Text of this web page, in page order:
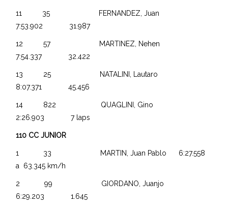
11 35 FERNANDEZ, Juan
7:53.902 31.987
12 57 MARTINEZ, Nehen
7:54.337 32.422
13 25 NATALINI, Lautaro
8:07.371 45.456
14 822 QUAGLINI, Gino
2:26.903 7 laps
110 CC JUNIOR
1 33 MARTIN, Juan Pablo 6:27.558
a 63.345 km/h
2 99 GIORDANO, Juanjo
6:29.203 1.645